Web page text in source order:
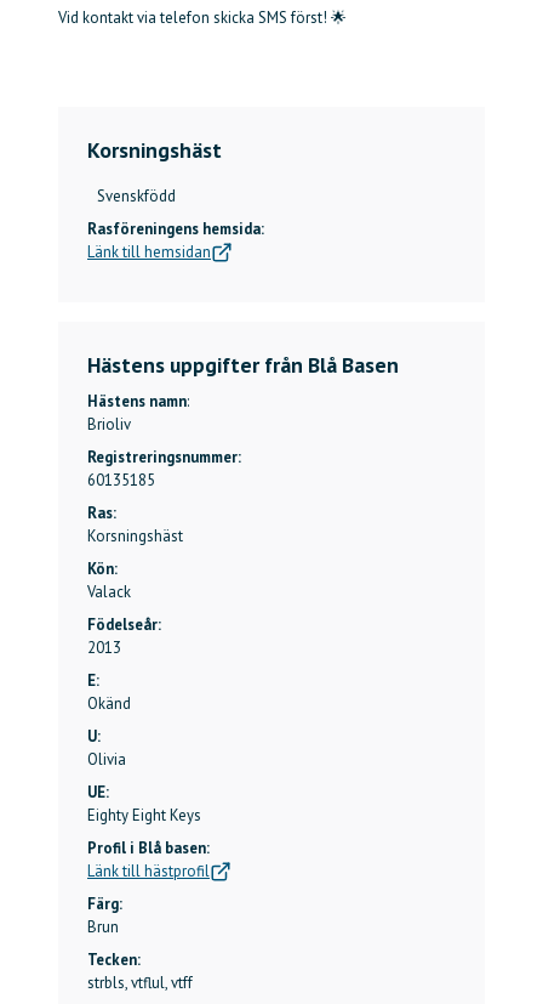
Vid kontakt via telefon skicka SMS först! 🌟
Korsningshäst
Svenskfödd
Rasföreningens hemsida:
Länk till hemsidan
Hästens uppgifter från Blå Basen
Hästens namn:
Brioliv
Registreringsnummer:
60135185
Ras:
Korsningshäst
Kön:
Valack
Födelseår:
2013
E:
Okänd
U:
Olivia
UE:
Eighty Eight Keys
Profil i Blå basen:
Länk till hästprofil
Färg:
Brun
Tecken:
strbls, vtflul, vtff